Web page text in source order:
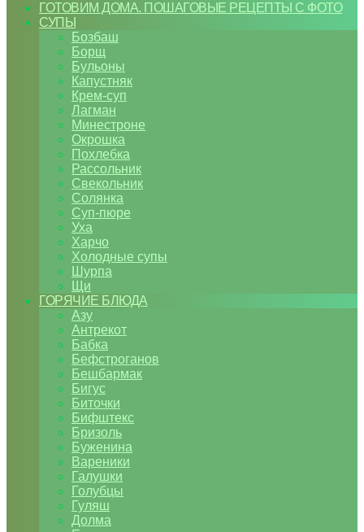
ГОТОВИМ ДОМА. ПОШАГОВЫЕ РЕЦЕПТЫ С ФОТО
СУПЫ
Бозбаш
Борщ
Бульоны
Капустняк
Крем-суп
Лагман
Минестроне
Окрошка
Похлебка
Рассольник
Свекольник
Солянка
Суп-пюре
Уха
Харчо
Холодные супы
Шурпа
Щи
ГОРЯЧИЕ БЛЮДА
Азу
Антрекот
Бабка
Бефстроганов
Бешбармак
Бигус
Биточки
Бифштекс
Бризоль
Буженина
Вареники
Галушки
Голубцы
Гуляш
Долма